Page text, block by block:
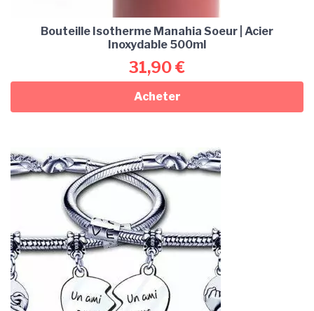
Bouteille Isotherme Manahia Soeur | Acier
Inoxydable 500ml
31,90€
Acheter